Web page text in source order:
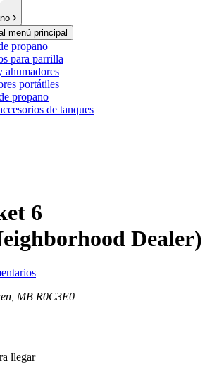
menú principal
propano
para parrilla
ahumadores
portátiles
propano
de tanques
6
Dealer)
MB R0C3E0
llegar